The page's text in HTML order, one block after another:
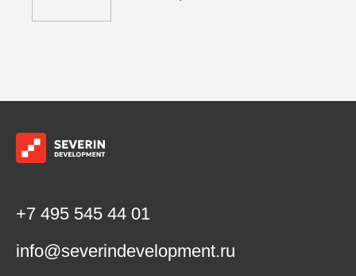
+7 495 545 44 01
info@severindevelopment.ru